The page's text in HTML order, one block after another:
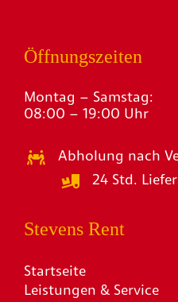
Öffnungszeiten
Montag – Samstag:
08:00 – 19:00 Uhr
Abholung nach
24 Std.
Stevens Rent
Startseite
Leistungen & Service